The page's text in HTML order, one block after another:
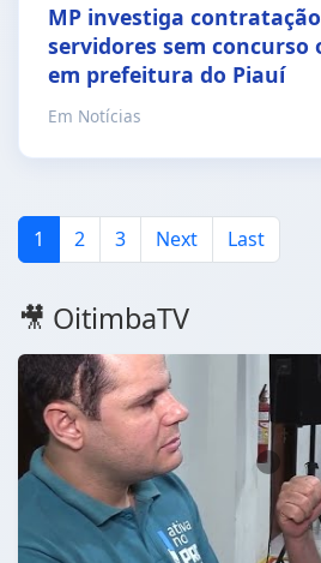
MP investiga
servidores sem concurso
em prefeitura do Piauí
Em Notícias
1 2 3 Next Last
🎥 OitimbaTV